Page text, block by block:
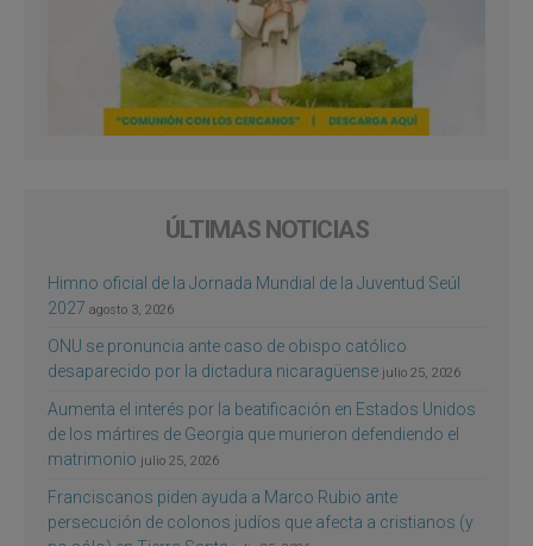
ÚLTIMAS NOTICIAS
Himno oficial de la Jornada Mundial de la Juventud Seúl
2027 agosto 3, 2026
ONU se pronuncia ante caso de obispo católico
desaparecido por la dictadura nicaragüense julio 25, 2026
Aumenta el interés por la beatificación en Estados Unidos
de los mártires de Georgia que murieron defendiendo el
matrimonio julio 25, 2026
Franciscanos piden ayuda a Marco Rubio ante
persecución de colonos judíos que afecta a cristianos (y